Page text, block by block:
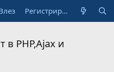
Регистрирай се
в PHP,Ajax и